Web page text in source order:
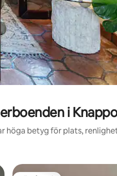
i
höga betyg för plats,